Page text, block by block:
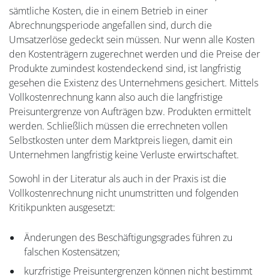
sämtliche Kosten, die in einem Betrieb in einer
Abrechnungsperiode angefallen sind, durch die
Umsatzerlöse gedeckt sein müssen. Nur wenn alle Kosten
den Kostenträgern zugerechnet werden und die Preise der
Produkte zumindest kostendeckend sind, ist langfristig
gesehen die Existenz des Unternehmens gesichert. Mittels
Vollkostenrechnung kann also auch die langfristige
Preisuntergrenze von Aufträgen bzw. Produkten ermittelt
werden. Schließlich müssen die errechneten vollen
Selbstkosten unter dem Marktpreis liegen, damit ein
Unternehmen langfristig keine Verluste erwirtschaftet.
Sowohl in der Literatur als auch in der Praxis ist die
Vollkostenrechnung nicht unumstritten und folgenden
Kritikpunkten ausgesetzt:
Änderungen des Beschäftigungsgrades führen zu
falschen Kostensätzen;
kurzfristige Preisuntergrenzen können nicht bestimmt